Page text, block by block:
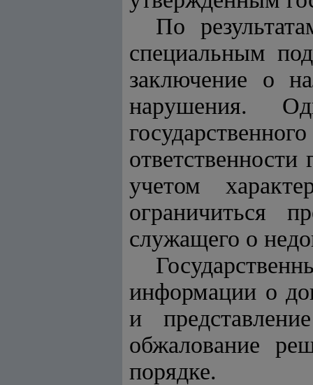
По
специальным
заключение о
нарушения.
учетом
ограничиться
служащего о
информации о
и
обжалование
порядке.